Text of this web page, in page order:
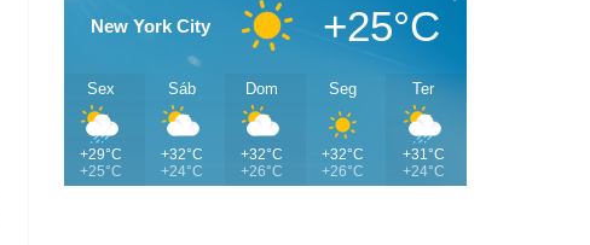
New York City +25°C
Sex
+29°C
+25°C
Sáb
+32°C
+24°C
Dom
+32°C
+26°C
Seg
+32°C
+26°C
Ter
+31°C
+24°C